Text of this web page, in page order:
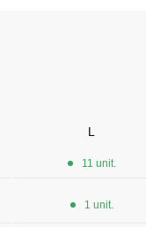
Veste pentru
L
11 unit.
1 unit.